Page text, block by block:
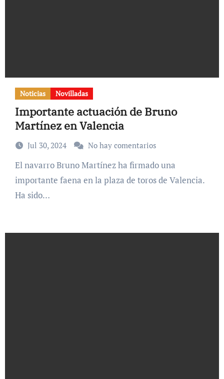
Noticias Novilladas
Importante actuación de Bruno
Martínez en Valencia
Jul 30, 2024 No hay comentarios
El navarro Bruno Martínez ha firmado una
importante faena en la plaza de toros de Valencia.
Ha sido…